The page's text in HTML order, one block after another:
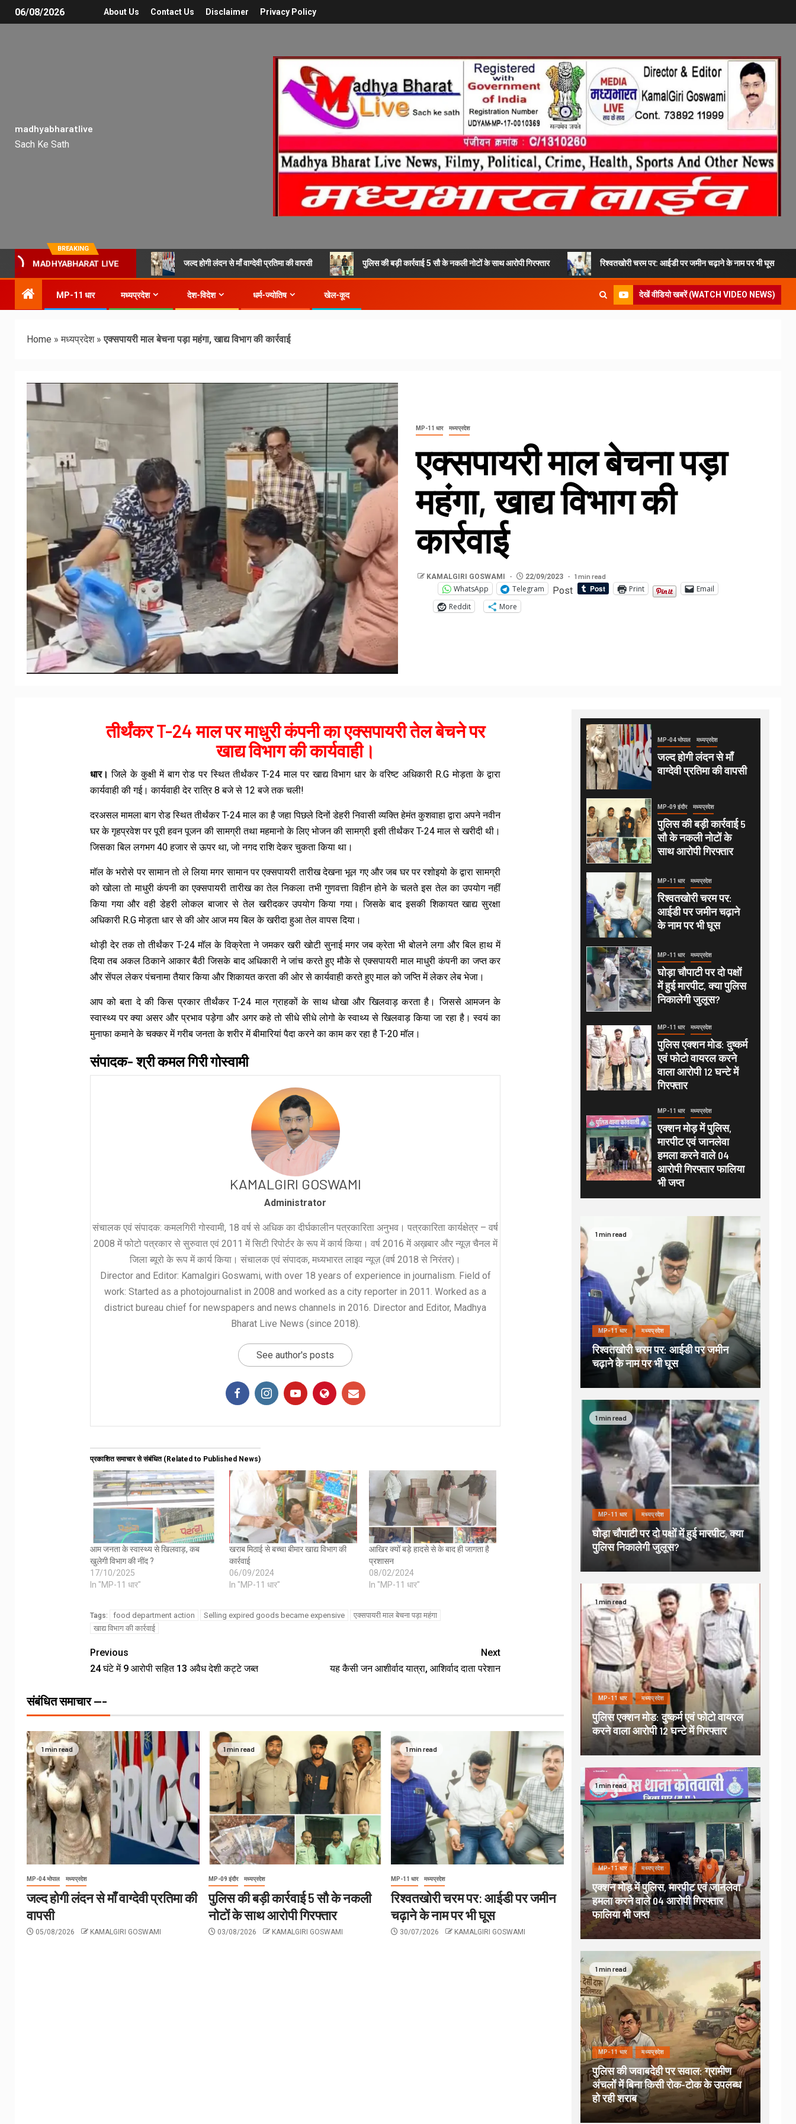
06/08/2026 About Us Contact Us Disclaimer Privacy Policy
madhyabharatlive
Sach Ke Sath
BREAKING
MADHYABHARAT LIVE जल्द होगी लंदन से माँ वाग्देवी प्रतिमा की वापसी पुलिस की बड़ी कार्रवाई 5 सौ के नकली नोटों के साथ आरोपी गिरफ्तार रिश्वतखोरी चरम पर: आईडी पर जमीन चढ़ाने के नाम पर भी घूस
MP-11 धार मध्यप्रदेश देश-विदेश धर्म-ज्योतिष खेल-कूद देखें वीडियो खबरें (WATCH VIDEO NEWS)
Home »मध्यप्रदेश»एक्सपायरी माल बेचना पड़ा महंगा, खाद्य विभाग की कार्रवाई
MP-11 धार मध्यप्रदेश
एक्सपायरी माल बेचना पड़ा
महंगा, खाद्य विभाग की
कार्रवाई
KAMALGIRI GOSWAMI 22/09/2023 1 min read
WhatsApp Telegram Post Print
Email
Reddit
More
तीर्थंकर T-24 माल पर माधुरी कंपनी का एक्सपायरी तेल बेचने पर
खाद्य विभाग की कार्यवाही।
धार। जिले के कुक्षी में बाग रोड पर स्थित तीर्थंकर T-24 माल पर खाद्य विभाग धार के वरिष्ट अधिकारी R.G मोड़ता के द्वारा
कार्यवाही की गई।कार्यवाही देर रात्रि 8 बजे से 12 बजे तक चली!
दरअसल मामला बाग रोड स्थित तीर्थंकर T-24 माल का है जहा पिछले दिनों डेहरी निवासी व्यक्ति हेमंत कुशवाहा द्वारा अपने नवीन
घर के गृहप्रवेश पर पूरी हवन पूजन की सामग्री तथा महमानो के लिए भोजन की सामग्री इसी तीर्थंकर T-24 माल से खरीदी थी।
जिसका बिल लगभग 40 हजार से ऊपर था, जो नगद राशि देकर चुकता किया था।
मॉल के भरोसे पर सामान तो ले लिया मगर सामान पर एक्सपायरी तारीख देखना भूल गए और जब घर पर रशोइयो के द्वारा सामग्री
को खोला तो माधुरी कंपनी का एक्सपायरी तारीख का तेल निकला तभी गुणवत्ता विहीन होने के चलते इस तेल का उपयोग नहीं
किया गया और वही डेहरी लोकल बाजार से तेल खरीदकर उपयोग किया गया। जिसके बाद इसकी शिकायत खाद्य सुरक्षा
अधिकारी R.G मोड़ता धार से की ओर आज मय बिल के खरीदा हुआ तेल वापस दिया।
थोड़ी देर तक तो तीर्थंकर T-24 मॉल के विक्रेता ने जमकर खरी खोटी सुनाई मगर जब क्रेता भी बोलने लगा और बिल हाथ में
दिया तब अकल ठिकाने आकार बैठी जिसके बाद अधिकारी ने जांच करते हुए मौके से एक्सपायरी माल माधुरी कंपनी का जप्त कर
और सेंपल लेकर पंचनामा तैयार किया और शिकायत करता की ओर से कार्यवाही करते हुए माल को जप्ति में लेकर लेब भेजा।
आप को बता दे की किस प्रकार तीर्थंकर T-24 माल ग्राहकों के साथ धोखा और खिलवाड़ करता है। जिससे आमजन के
स्वास्थ्य पर क्या असर और प्रभाव पड़ेगा और अगर कहे तो सीधे सीधे लोगो के स्वाथ्य से खिलवाड़ किया जा रहा है। स्वयं का
मुनाफा कमाने के चक्कर में गरीब जनता के शरीर में बीमारियां पैदा करने का काम कर रहा है T-20 मॉल।
संपादक- श्री कमल गिरी गोस्वामी
KAMALGIRI GOSWAMI
Administrator
संचालक एवं संपादक: कमलगिरी गोस्वामी, 18 वर्ष से अधिक का दीर्घकालीन पत्रकारिता अनुभव। पत्रकारिता कार्यक्षेत्र – वर्ष
2008 में फोटो पत्रकार से सुरुवात एवं 2011 में सिटी रिपोर्टर के रूप में कार्य किया। वर्ष 2016 में अख़बार और न्यूज़ चैनल में
जिला ब्यूरो के रूप में कार्य किया। संचालक एवं संपादक, मध्यभारत लाइव न्यूज़ (वर्ष 2018 से निरंतर)।
Director and Editor: Kamalgiri Goswami, with over 18 years of experience in journalism. Field of
work: Started as a photojournalist in 2008 and worked as a city reporter in 2011. Worked as a
district bureau chief for newspapers and news channels in 2016. Director and Editor, Madhya
Bharat Live News (since 2018).
See author's posts
प्रकाशित समाचार से संबंधित (Related to Published News)
आम जनता के स्वास्थ्य से खिलवाड़, कब
खुलेगी विभाग की नींद ?
17/10/2025
In "MP-11 धार"
खराब मिठाई से बच्चा बीमार खाद्य विभाग की
कार्रवाई
06/09/2024
In "MP-11 धार"
आखिर क्यों बड़े हादसे से के बाद ही जागता है
प्रशासन
08/02/2024
In "MP-11 धार"
Tags: food department action Selling expired goods became expensive
एक्सपायरी माल बेचना पड़ा महंगा
खाद्य विभाग की कार्रवाई
Previous
24 घंटे में 9 आरोपी सहित 13 अवैध देशी कट्टे जब्त
Next
यह कैसी जन आशीर्वाद यात्रा, आशिर्वाद दाता परेशान
संबंधित समाचार ---
1 min read
MP-04 भोपाल मध्यप्रदेश
जल्द होगी लंदन से माँ वाग्देवी प्रतिमा की
वापसी
05/08/2026 KAMALGIRI GOSWAMI
1 min read
MP-09 इंदौर मध्यप्रदेश
पुलिस की बड़ी कार्रवाई 5 सौ के नकली
नोटों के साथ आरोपी गिरफ्तार
03/08/2026 KAMALGIRI GOSWAMI
1 min read
MP-11 धार मध्यप्रदेश
रिश्वतखोरी चरम पर: आईडी पर जमीन
चढ़ाने के नाम पर भी घूस
30/07/2026 KAMALGIRI GOSWAMI
MP-04 भोपाल मध्यप्रदेश
जल्द होगी लंदन से माँ
वाग्देवी प्रतिमा की वापसी
MP-09 इंदौर मध्यप्रदेश
पुलिस की बड़ी कार्रवाई 5
सौ के नकली नोटों के
साथ आरोपी गिरफ्तार
MP-11 धार मध्यप्रदेश
रिश्वतखोरी चरम पर:
आईडी पर जमीन चढ़ाने
के नाम पर भी घूस
MP-11 धार मध्यप्रदेश
घोड़ा चौपाटी पर दो पक्षों
में हुई मारपीट, क्या पुलिस
निकालेगी जुलूस?
MP-11 धार मध्यप्रदेश
पुलिस एक्शन मोड: दुष्कर्म
एवं फोटो वायरल करने
वाला आरोपी 12 घन्टे में
गिरफ्तार
MP-11 धार मध्यप्रदेश
एक्शन मोड़ में पुलिस,
मारपीट एवं जानलेवा
हमला करने वाले 04
आरोपी गिरफ्तार फालिया
भी जप्त
1 min read
MP-11 धार मध्यप्रदेश
रिश्वतखोरी चरम पर: आईडी पर जमीन
चढ़ाने के नाम पर भी घूस
1 min read
MP-11 धार मध्यप्रदेश
घोड़ा चौपाटी पर दो पक्षों में हुई मारपीट, क्या
पुलिस निकालेगी जुलूस?
1 min read
MP-11 धार मध्यप्रदेश
पुलिस एक्शन मोड: दुष्कर्म एवं फोटो वायरल
करने वाला आरोपी 12 घन्टे में गिरफ्तार
1 min read
MP-11 धार मध्यप्रदेश
एक्शन मोड़ में पुलिस, मारपीट एवं जानलेवा
हमला करने वाले 04 आरोपी गिरफ्तार
फालिया भी जप्त
1 min read
MP-11 धार मध्यप्रदेश
पुलिस की जवाबदेही पर सवाल: ग्रामीण
अंचलों में बिना किसी रोक-टोक के उपलब्ध
हो रही शराब